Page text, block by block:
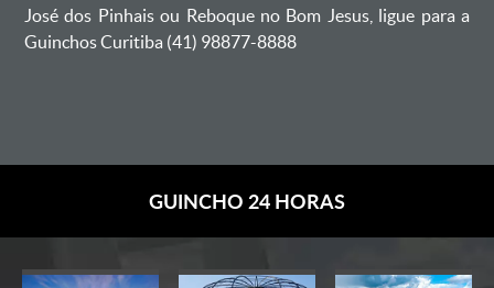
José dos Pinhais ou Reboque no Bom Jesus, ligue para a
Guinchos Curitiba (41) 98877-8888
GUINCHO 24 HORAS